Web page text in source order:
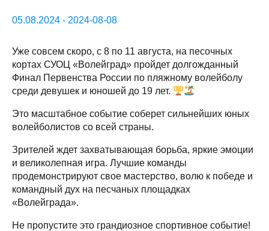
05.08.2024 - 2024-08-08
Уже совсем скоро, с 8 по 11 августа, на песочных
кортах СУОЦ «Волейград» пройдет долгожданный
Финал Первенства России по пляжному волейболу
среди девушек и юношей до 19 лет.
Это масштабное событие соберет сильнейших юных
волейболистов со всей страны.
Зрителей ждет захватывающая борьба, яркие эмоции
и великолепная игра. Лучшие команды
продемонстрируют свое мастерство, волю к победе и
командный дух на песчаных площадках
«Волейграда».
Не пропустите это грандиозное спортивное событие!